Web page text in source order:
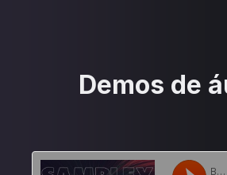
Demos de